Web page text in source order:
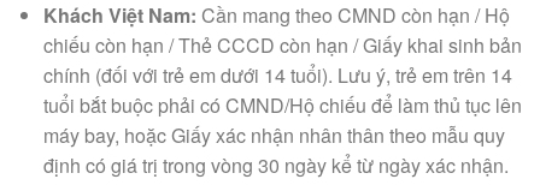
Khách Việt Nam: Cần mang theo CMND còn hạn / Hộ
chiếu còn hạn / Thẻ CCCD còn hạn / Giấy khai sinh bản
chính (đối với trẻ em dưới 14 tuổi). Lưu ý, trẻ em trên 14
tuổi bắt buộc phải có CMND/Hộ chiếu để làm thủ tục lên
máy bay, hoặc Giấy xác nhận nhân thân theo mẫu quy
định có giá trị trong vòng 30 ngày kể từ ngày xác nhận.